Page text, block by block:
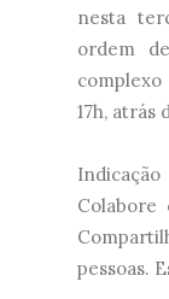
nesta
ordem
complexo
17h, atrás
Indicação
pessoas.